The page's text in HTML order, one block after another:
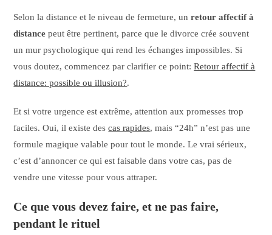
Selon la distance et le niveau de fermeture, unretour affectif à
distance peut être pertinent, parce que le divorce crée souvent
un mur psychologique qui rend les échanges impossibles. Si
vous doutez, commencez par clarifier ce point:Retour affectif à
distance: possible ou illusion?.
Et si votre urgence est extrême, attention aux promesses trop
faciles. Oui, il existe descas rapides, mais “24h” n’est pas une
formule magique valable pour tout le monde. Le vrai sérieux,
c’est d’annoncer ce qui est faisable dans votre cas, pas de
vendre une vitesse pour vous attraper.
Ce que vous devez faire, et ne pas faire,
pendant le rituel